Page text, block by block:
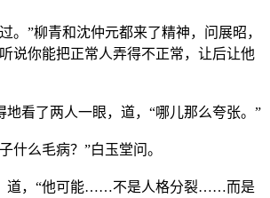
。”柳青和沈仲元都来了精神，问展昭，
说你能把正常人弄得不正常，让后让他
看了两人一眼，道，“哪儿那么夸张。”
什么毛病？”白玉堂问。
道，“他可能……不是人格分裂……而是